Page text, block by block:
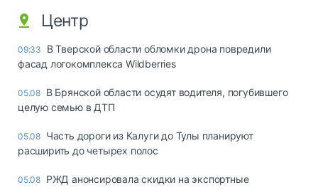
Центр
09:33
В Тверской области обломки дрона повредили
фасад логокомплекса Wildberries
05.08 В Брянской области осудят водителя, погубившего
целую семью в ДТП
05.08 Часть дороги из Калуги до Тулы планируют
расширить до четырех полос
05.08 РЖД анонсировала скидки на экспортные